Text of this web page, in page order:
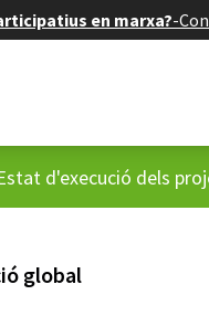
en marxa?-
d'usuarid'execució dels
global